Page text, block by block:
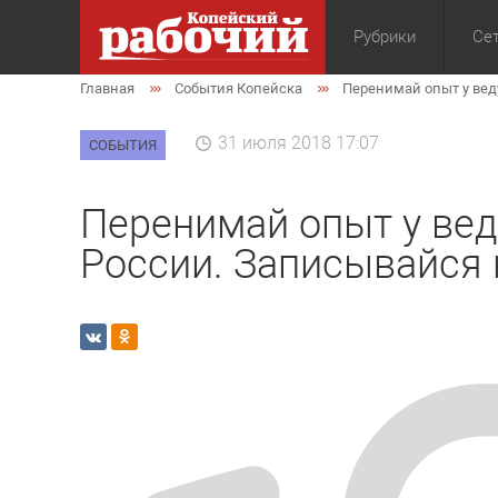
Рубрики
Общество
Главная События Копейска Перенимай опыт у
СОБЫТИЯ 31 июля 2018 17:07
Перенимай опыт у
России.